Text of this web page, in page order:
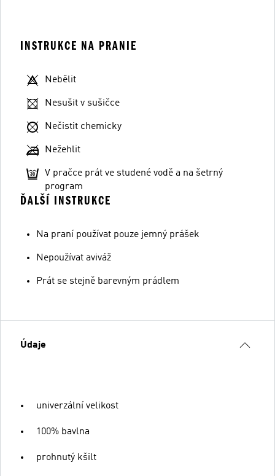
INSTRUKCE NA PRANIE
Nebělit
Nesušit v sušičce
Nečistit chemicky
Nežehlit
V pračce prát ve studené vodě a na šetrný
program
ĎALŠÍ INSTRUKCE
Na praní používat pouze jemný prášek
Nepoužívat aviváž
Prát se stejně barevným prádlem
Údaje
univerzální velikost
100% bavlna
prohnutý kšilt